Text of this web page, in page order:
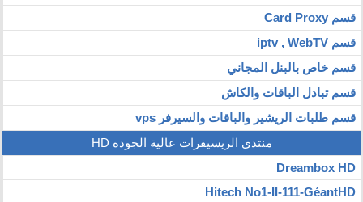
قسم Card Proxy
قسم iptv , WebTV
قسم خاص بالبنل المجاني
قسم تبادل الباقات والكاش
قسم طلبات الريشير والباقات والسيرفر vps
منتدى الريسيفرات عالية الجوده HD
Dreambox HD
Hitech No1-II-111-GéantHD